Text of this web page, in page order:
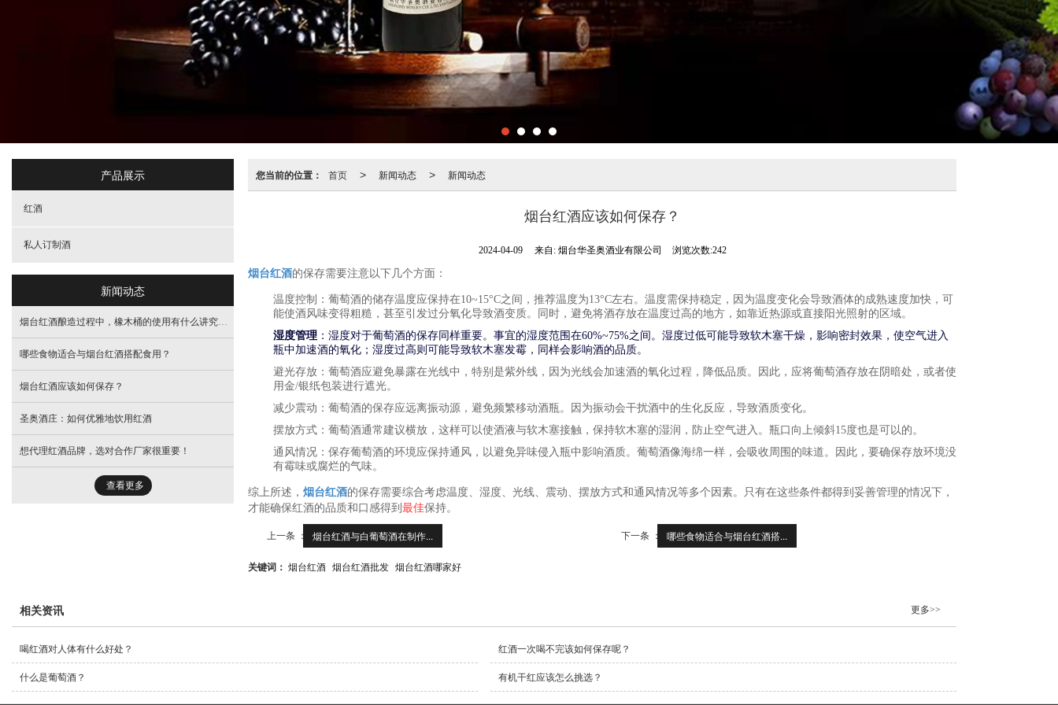
您当前的位置： 首页 > 新闻动态 > 新闻动态
烟台红酒应该如何保存？
2024-04-09 来自: 烟台华圣奥酒业有限公司 浏览次数:242
烟台红酒的保存需要注意以下几个方面：
温度控制 ：葡萄酒的储存温度应保持在10~15°C之间，推荐温度为13°C左右。温度需保持稳定，因为温度变化会导致酒体的成熟速度加快，可
能使酒风味变得粗糙，甚至引发过分氧化导致酒变质。同时，避免将酒存放在温度过高的地方，如靠近热源或直接阳光照射的区域。
湿度管理 ：湿度对于葡萄酒的保存同样重要。事宜的湿度范围在60%~75%之间。湿度过低可能导致软木塞干燥，影响密封效果，使空气进入
瓶中加速酒的氧化；湿度过高则可能导致软木塞发霉，同样会影响酒的品质。
避光存放 ：葡萄酒应避免暴露在光线中，特别是紫外线，因为光线会加速酒的氧化过程，降低品质。因此，应将葡萄酒存放在阴暗处，或者使
用金/银纸包装进行遮光。
减少震动 ：葡萄酒的保存应远离振动源，避免频繁移动酒瓶。因为振动会干扰酒中的生化反应，导致酒质变化。
摆放方式 ：葡萄酒通常建议横放，这样可以使酒液与软木塞接触，保持软木塞的湿润，防止空气进入。瓶口向上倾斜15度也是可以的。
通风情况 ：保存葡萄酒的环境应保持通风，以避免异味侵入瓶中影响酒质。葡萄酒像海绵一样，会吸收周围的味道。因此，要确保存放环境没
有霉味或腐烂的气味。
综上所述， 烟台红酒的保存需要综合考虑温度、湿度、光线、震动、摆放方式和通风情况等多个因素。只有在这些条件都得到妥善管理的情况下，
才能确保红酒的品质和口感得到 最佳保持。
上一条 ： 烟台红酒与白葡萄酒在制作... 下一条 ： 哪些食物适合与烟台红酒搭...
关键词： 烟台红酒 烟台红酒批发 烟台红酒哪家好
产品展示
红酒
私人订制酒
新闻动态
烟台红酒酿造过程中，橡木桶的使用有什么讲究？不同类型的橡木桶如何影响酒的风味？
哪些食物适合与烟台红酒搭配食用？
烟台红酒应该如何保存？
圣奥酒庄：如何优雅地饮用红酒
想代理红酒品牌，选对合作厂家很重要！
查看更多
相关资讯 更多>>
喝红酒对人体有什么好处？ 红酒一次喝不完该如何保存呢？
什么是葡萄酒？ 有机干红应该怎么挑选？